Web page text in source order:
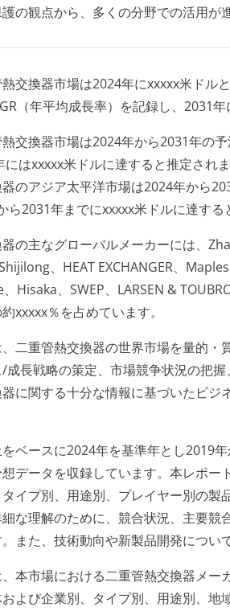
の観点から、多くの分野での活用が
交換器市場は2024年にxxxxx米ドル
（年平均成長率）を記録し、2031
交換器市場は2024年から2031年の
はxxxxx米ドルに達すると推定されま
のアジア太平洋市場は2024年から
ら2031年までにxxxxx米ドルに達する
の主なグローバルメーカーには、
、HEAT EXCHANGER、
Hisaka、SWEP、LARSEN &
xxxxx％を占めています。
二重管熱交換器の世界市場を量的
成長戦略の策定、市場競争状況の把
に関する十分な情報に基づいたビ
ベースに2024年を基準年とし2019
データを収録しています。本レポ
イプ別、用途別、プレイヤー別の製
な理解のために、競合状況、主要
また、技術動向や新製品開発につい
本市場における二重管熱交換器メ
よび企業別、タイプ別、用途別、